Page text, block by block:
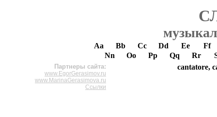
Aa Bb Cc Dd Ee
Ff
Nn
Oo Pp Qq Rr
Партнеры сайта:
www.EgorGerasimov.ru
www.MarinaGerasimova.ru
Ссылки
cantatore,